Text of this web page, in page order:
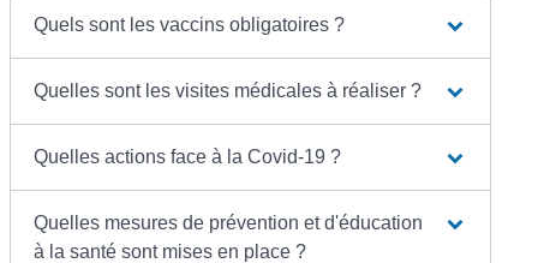
Quels sont les vaccins obligatoires ?
Quelles sont les visites médicales à réaliser ?
Quelles actions face à la Covid-19 ?
Quelles mesures de prévention et d'éducation
à la santé sont mises en place ?